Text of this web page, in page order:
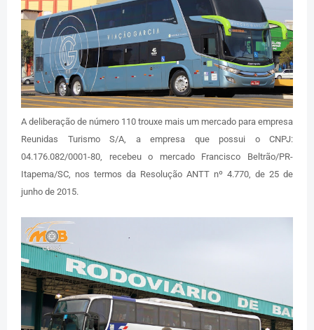
A deliberação de número 110 trouxe mais um mercado para empresa
Reunidas Turismo S/A, a empresa que possui o CNPJ:
04.176.082/0001-80, recebeu o mercado Francisco Beltrão/PR-
Itapema/SC, nos termos da Resolução ANTT nº 4.770, de 25 de
junho de 2015.